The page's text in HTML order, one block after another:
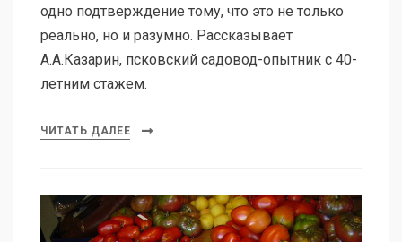
одно подтверждение тому, что это не только
реально, но и разумно. Рассказывает
А.А.Казарин, псковский садовод-опытник с 40-
летним стажем.
ЧИТАТЬ ДАЛЕЕ